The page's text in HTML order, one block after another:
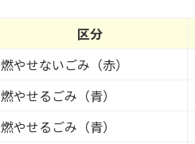
区分
燃やせないごみ（赤）
燃やせるごみ（青）
燃やせるごみ（青）